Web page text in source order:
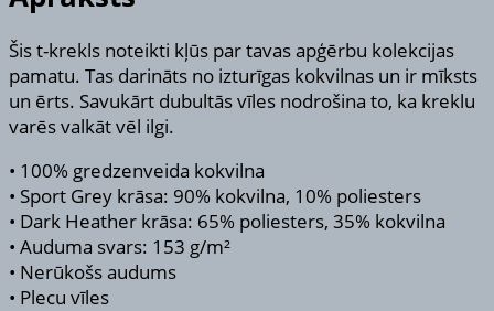
Šis t-krekls noteikti kļūs par tavas apģērbu kolekcijas
pamatu. Tas darināts no izturīgas kokvilnas un ir mīksts
un ērts. Savukārt dubultās vīles nodrošina to, ka kreklu
varēs valkāt vēl ilgi.
• 100% gredzenveida kokvilna
• Sport Grey krāsa: 90% kokvilna, 10% poliesters
• Dark Heather krāsa: 65% poliesters, 35% kokvilna
• Auduma svars: 153 g/m²
• Nerūkošs audums
• Plecu vīles